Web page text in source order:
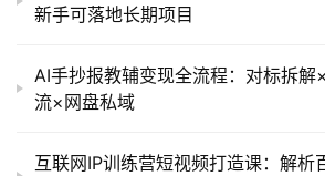
新手可落地长期项目
AI手抄报教辅变现全流程：对标拆解
流×网盘私域
互联网IP训练营短视频打造课：解析